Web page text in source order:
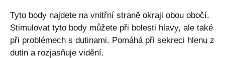
Tyto body najdete na vnitřní straně okraji obou obočí.
Stimulovat tyto body můžete při bolesti hlavy, ale také
při problémech s dutinami. Pomáhá při sekreci hlenu z
dutin a rozjasňuje vidění.